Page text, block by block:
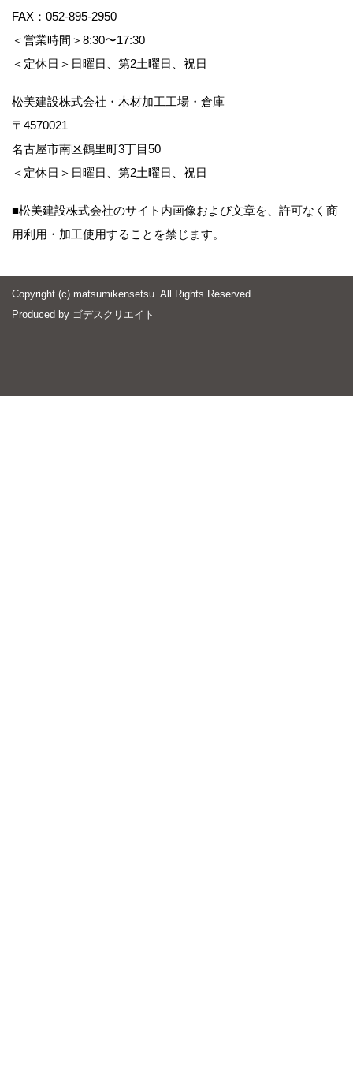
FAX：052-895-2950
＜営業時間＞8:30〜17:30
＜定休日＞日曜日、第2土曜日、祝日
松美建設株式会社・木材加工工場・倉庫
〒4570021
名古屋市南区鶴里町3丁目50
＜定休日＞日曜日、第2土曜日、祝日
■松美建設株式会社のサイト内画像および文章を、許可なく商
用利用・加工使用することを禁じます。
Copyright (c) matsumikensetsu. All Rights Reserved.
Produced by ゴデスクリエイト